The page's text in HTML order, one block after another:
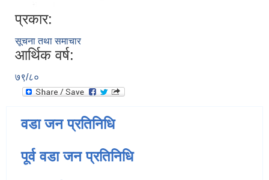
प्रकार:
सूचना तथा समाचार
आर्थिक वर्ष:
७९/८०
वडा जन प्रतिनिधि
पूर्व वडा जन प्रतिनिधि